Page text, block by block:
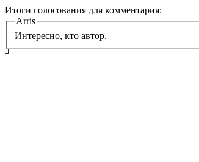
Итоги голосования для комментария:
Arris
Интересно, кто автор.